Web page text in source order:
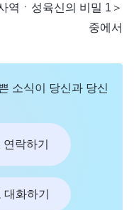
역ㆍ성육신의 비밀 1＞
중에서
소식이 당신과 당신
락하기
화하기